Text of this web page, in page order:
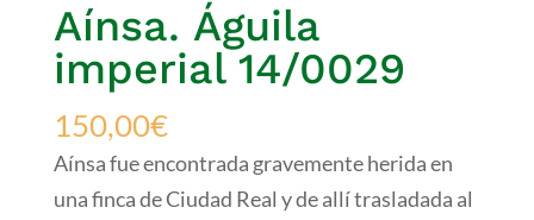
Aínsa. Águila
imperial 14/0029
150,00€
Aínsa fue encontrada gravemente herida en
una finca de Ciudad Real y de allí trasladada al